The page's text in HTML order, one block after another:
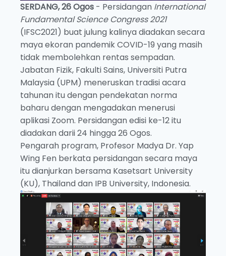
SERDANG, 26 Ogos - Persidangan International
Fundamental Science Congress 2021
(IFSC2021) buat julung kalinya diadakan secara
maya ekoran pandemik COVID-19 yang masih
tidak membolehkan rentas sempadan.
Jabatan Fizik, Fakulti Sains, Universiti Putra
Malaysia (UPM) meneruskan tradisi acara
tahunan itu dengan pendekatan norma
baharu dengan mengadakan menerusi
aplikasi Zoom. Persidangan edisi ke-12 itu
diadakan darii 24 hingga 26 Ogos.
Pengarah program, Profesor Madya Dr. Yap
Wing Fen berkata persidangan secara maya
itu dianjurkan bersama Kasetsart University
(KU), Thailand dan IPB University, Indonesia.